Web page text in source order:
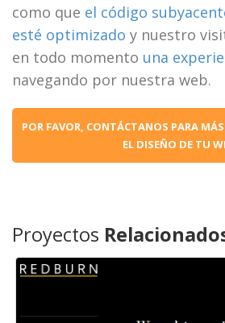
como que el código
esté optimizado y nuestro
en todo momento una
navegando por nuestra web.
POR FAVOR, CONTÁCTANOS PARA
EL DISEÑO DE TU
Proyectos